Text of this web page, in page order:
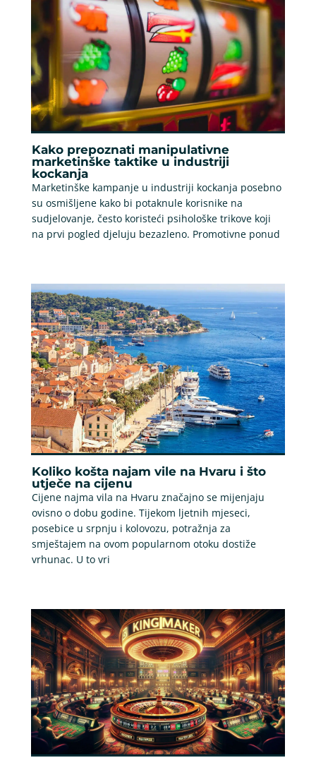
Kako prepoznati manipulativne
marketinške taktike u industriji
kockanja
Marketinške kampanje u industriji kockanja posebno
su osmišljene kako bi potaknule korisnike na
sudjelovanje, često koristeći psihološke trikove koji
na prvi pogled djeluju bezazleno. Promotivne ponud
Koliko košta najam vile na Hvaru i što
utječe na cijenu
Cijene najma vila na Hvaru značajno se mijenjaju
ovisno o dobu godine. Tijekom ljetnih mjeseci,
posebice u srpnju i kolovozu, potražnja za
smještajem na ovom popularnom otoku dostiže
vrhunac. U to vri